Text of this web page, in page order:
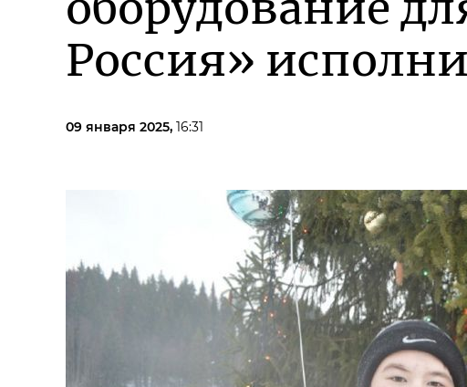
Россия»
09 января 2025, 16:31